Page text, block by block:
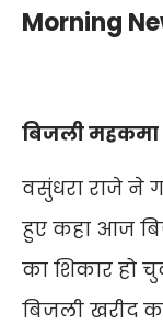
Morning
बिजली महकमा
वसुंधरा राजे ने
हुए कहा आज
का शिकार हो
बिजली खरीद